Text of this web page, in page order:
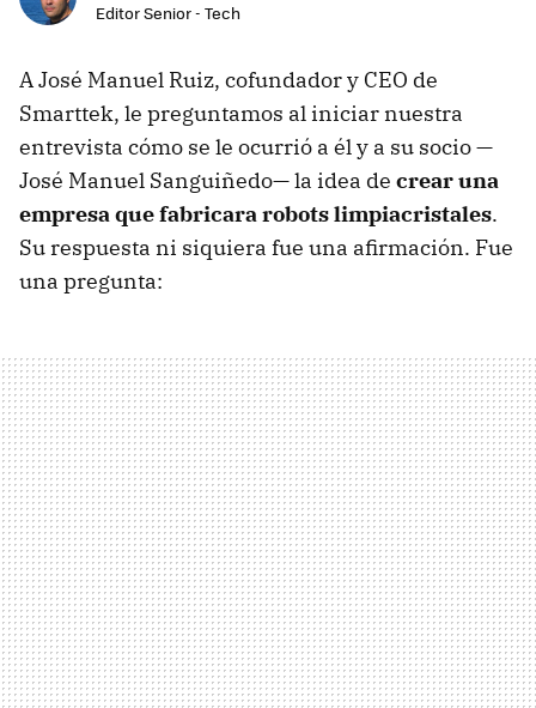
Editor Senior - Tech
A José Manuel Ruiz, cofundador y CEO de
Smarttek, le preguntamos al iniciar nuestra
entrevista cómo se le ocurrió a él y a su socio —
José Manuel Sanguiñedo— la idea de crear una
empresa que fabricara robots limpiacristales.
Su respuesta ni siquiera fue una afirmación. Fue
una pregunta: